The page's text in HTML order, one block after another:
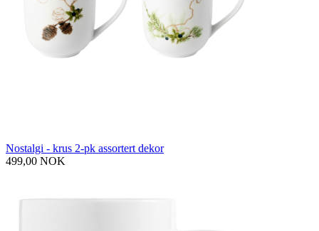
Nostalgi - krus 2-pk assortert dekor
499,00 NOK